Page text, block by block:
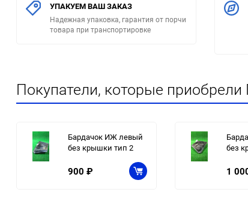
УПАКУЕМ ВАШ ЗАКАЗ
Надежная упаковка, гарантия от порчи
товара при транспортировке
Покупатели, которые
Бардачок ИЖ левый
без крышки тип 2
900 ₽
без
1